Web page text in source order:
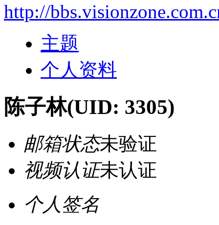
http://
主题
个人资料
陈子林(UID: 3305)
邮箱状态未验证
视频认证未认证
个人签名